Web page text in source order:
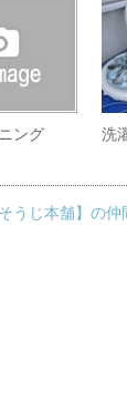
ング 洗
うじ本舗】の仲